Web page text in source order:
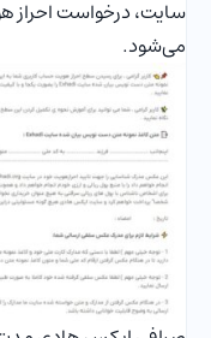
سایت، درخواست
می‌شود.